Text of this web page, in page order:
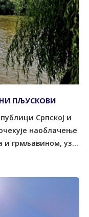
ПЉУСКОВИ
Српској и
наоблачење
и грмљавином, уз...